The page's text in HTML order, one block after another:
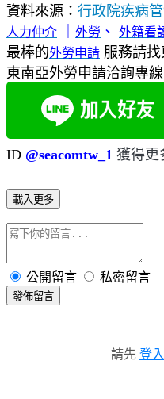
資料來源： 行政院疾病
人力仲介 外勞 、 外籍看
最棒的外勞申請 服務請
東南亞外勞申請洽詢專線
ID @seacomtw_1 獲得更
載入更多
公開留言 私密留言
發佈留言
請先 登入